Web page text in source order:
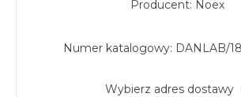
Producent: Noex
Numer katalogowy: DANLAB/
Wybierz adres dostawy